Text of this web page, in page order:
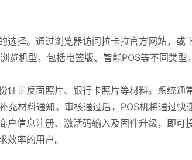
选择。通过浏览器访问拉卡拉官方网站，或
览机型，包括电签版、智能POS等不同类型，
证正反面照片、银行卡照片等材料。系统通
充材料通知。审核通过后，POS机将通过快
户信息注册、激活码输入及固件升级，即可
率的用户。